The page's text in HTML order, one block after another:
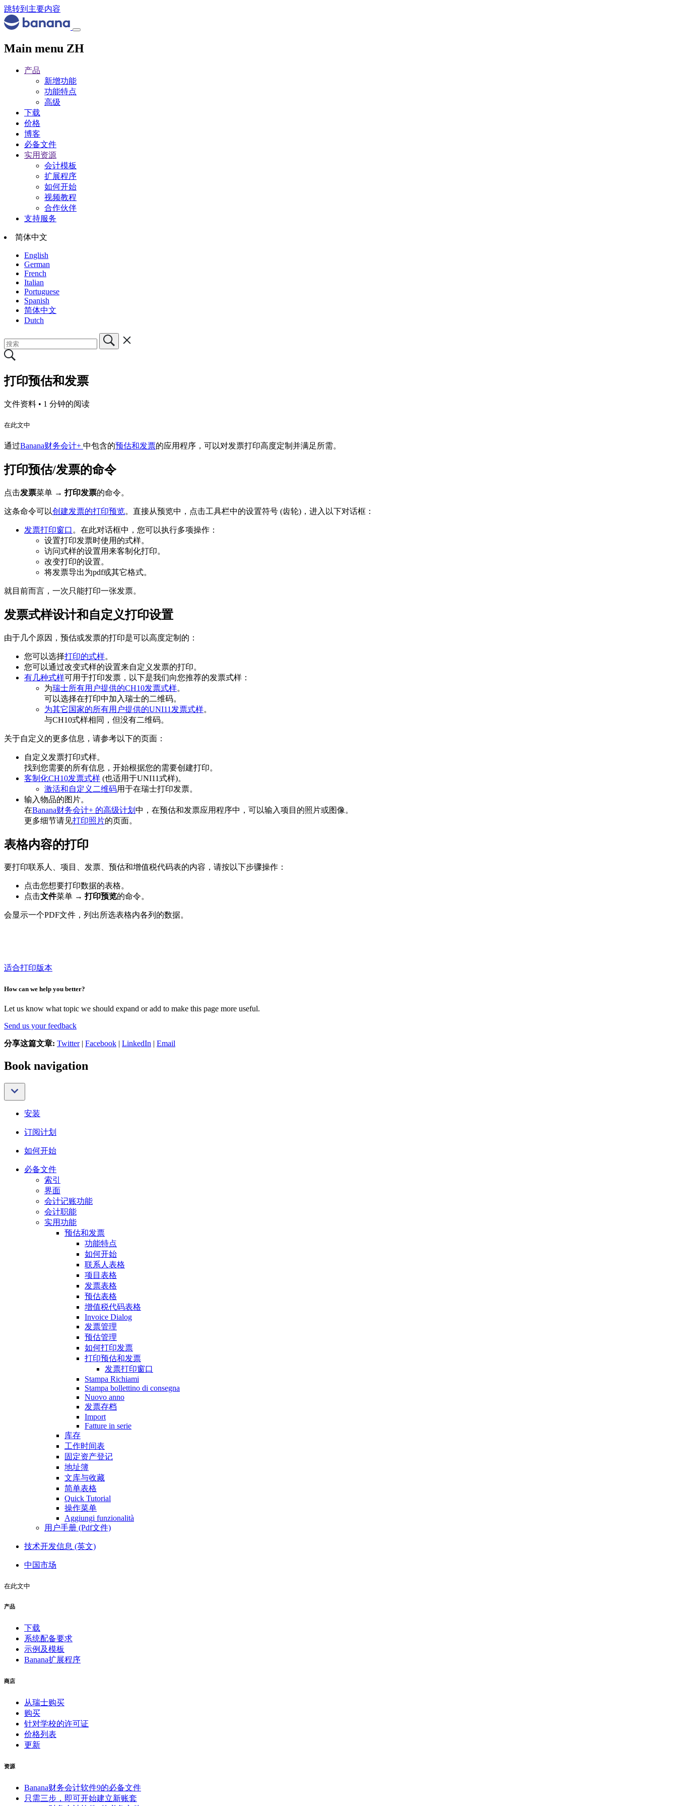
跳转到主要内容
Main menu ZH
产品
新增功能
功能特点
高级
下载
价格
博客
必备文件
实用资源
会计模板
扩展程序
如何开始
视频教程
合作伙伴
支持服务
简体中文
English
German
French
Italian
Portuguese
Spanish
简体中文
Dutch
打印预估和发票
文件资料 • 1 分钟的阅读
在此文中
通过Banana财务会计+ 中包含的预估和发票的应用程序，可以对发票打印高度定制并满足所需。
打印预估/发票的命令
点击发票菜单 →打印发票的命令。
这条命令可以创建发票的打印预览。直接从预览中，点击工具栏中的设置符号 (齿轮)，进入以下对话框：
发票打印窗口 。在此对话框中，您可以执行多项操作：
设置打印发票时使用的式样。
访问式样的设置用来客制化打印。
改变打印的设置。
将发票导出为pdf或其它格式。
就目前而言，一次只能打印一张发票。
发票式样设计和自定义打印设置
由于几个原因，预估或发票的打印是可以高度定制的：
您可以选择打印的式样。
您可以通过改变式样的设置来自定义发票的打印。
有几种式样可用于打印发票，以下是我们向您推荐的发票式样：
为瑞士所有用户提供的CH10发票式样。
可以选择在打印中加入瑞士的二维码。
为其它国家的所有用户提供的UNI11发票式样。
与CH10式样相同，但没有二维码。
关于自定义的更多信息，请参考以下的页面：
自定义发票打印式样。
找到您需要的所有信息，开始根据您的需要创建打印。
客制化CH10发票式样 (也适用于UNI11式样)。
激活和自定义二维码用于在瑞士打印发票。
输入物品的图片。
在Banana财务会计+ 的高级计划 中，在预估和发票应用程序中，可以输入项目的照片或图像。
更多细节请见打印照片的页面。
表格内容的打印
要打印联系人、项目、发票、预估和增值税代码表的内容，请按以下步骤操作：
点击您想要打印数据的表格。
点击文件菜单 → 打印预览的命令。
会显示一个PDF文件，列出所选表格内各列的数据。
适合打印版本
How can we help you better?
Let us know what topic we should expand or add to make this page more useful.
Send us your feedback
分享这篇文章: Twitter| Facebook | LinkedIn | Email
Book navigation
安装
订阅计划
如何开始
必备文件
索引
界面
会计记账功能
会计职能
实用功能
预估和发票
功能特点
如何开始
联系人表格
项目表格
发票表格
预估表格
增值税代码表格
Invoice Dialog
发票管理
预估管理
如何打印发票
打印预估和发票
发票打印窗口
Stampa Richiami
Stampa bollettino di consegna
Nuovo anno
发票存档
Import
Fatture in serie
库存
工作时间表
固定资产登记
地址簿
文库与收藏
简单表格
Quick Tutorial
操作菜单
Aggiungi funzionalità
用户手册 (Pdf文件)
技术开发信息 (英文)
中国市场
在此文中
产品
下载
系统配备要求
示例及模板
Banana扩展程序
商店
从瑞士购买
购买
针对学校的许可证
价格列表
更新
资源
Banana财务会计软件9的必备文件
只需三步，即可开始建立新账套